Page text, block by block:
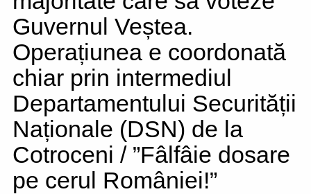
Guvernul Veștea.
Operațiunea e coordonată
chiar prin intermediul
Departamentului Securității
Naționale (DSN) de la
Cotroceni / ”Fâlfâie dosare
pe cerul României!”